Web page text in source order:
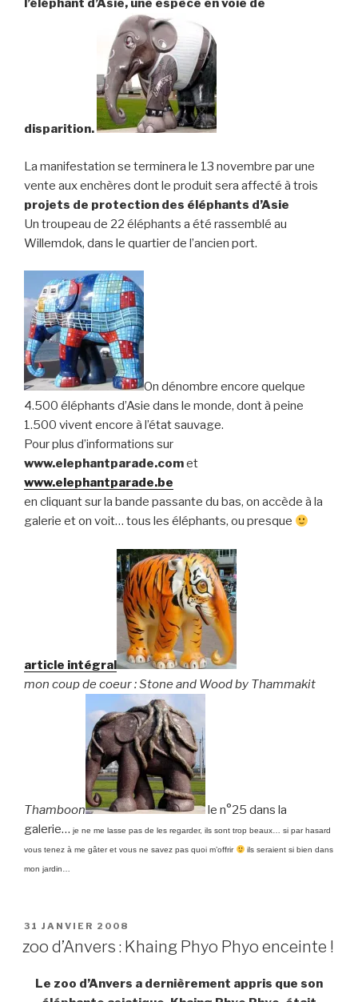
l’éléphant d’Asie, une espèce en voie de
disparition.
La manifestation se terminera le 13 novembre par une
vente aux enchères dont le produit sera affecté à trois
projets de protection des éléphants d’Asie
Un troupeau de 22 éléphants a été rassemblé au
Willemdok, dans le quartier de l’ancien port.
On dénombre encore quelque
4.500 éléphants d’Asie dans le monde, dont à peine
1.500 vivent encore à l’état sauvage.
Pour plus d’informations sur
www.elephantparade.comet
www.elephantparade.be
en cliquant sur la bande passante du bas, on accède à la
galerie et on voit… tous les éléphants, ou presque
article intégral
mon coup de coeur : Stone and Wood by Thammakit
Thamboon
le n°25 dans la
galerie… je ne me lasse pas de les regarder, ils sont trop beaux… si par hasard
vous tenez à me gâter et vous ne savez pas quoi m’offrir ils seraient si bien dans
mon jardin…
PUBLIÉ
31 JANVIER 2008
zoo d’Anvers : Khaing Phyo Phyo enceinte !
Le zoo d’Anvers a dernièrement appris que son